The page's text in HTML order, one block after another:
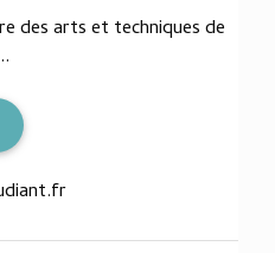
des arts et techniques de